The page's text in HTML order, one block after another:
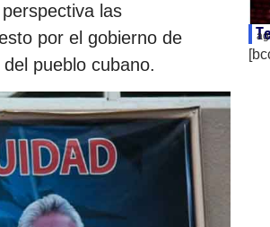
las
por el gobierno de
pueblo cubano.